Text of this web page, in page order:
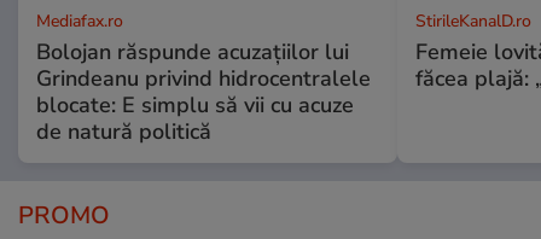
Mediafax.ro
Bolojan răspunde acuzațiilor lui
Grindeanu privind hidrocentralele
blocate: E simplu să vii cu acuze
de natură politică
StirileKanalD.ro
Femeie
făcea plajă:
PROMO